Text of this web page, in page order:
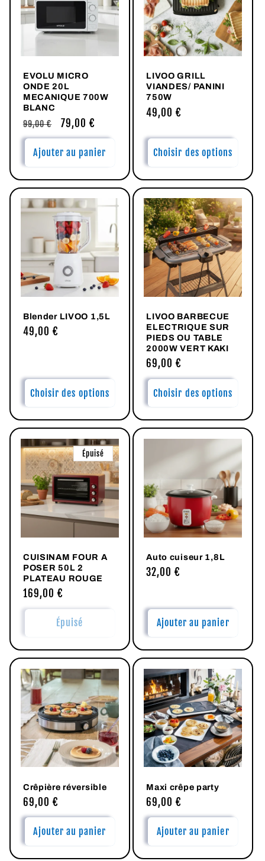
EVOLU MICRO
ONDE 20L
MECANIQUE 700W
BLANC
Prix
habituel
99,00 €
Prix
promotionnel
79,00 €
Ajouter au panier
LIVOO GRILL
VIANDES/ PANINI
750W
Prix
49,00 €
Choisir des options
Blender LIVOO 1,5L
Prix
49,00 €
Choisir des options
LIVOO BARBECUE
ELECTRIQUE SUR
PIEDS OU TABLE
2000W VERT KAKI
Prix
habituel
69,00 €
Choisir des options
Épuisé
CUISINAM FOUR A
POSER 50L 2
PLATEAU ROUGE
Prix
habituel
169,00 €
Épuisé
Auto cuiseur 1,8L
Prix
32,00 €
Ajouter au panier
Crêpière réversible
Prix
habituel
69,00 €
Ajouter au panier
Maxi crêpe party
Prix
habituel
69,00 €
Ajouter au panier